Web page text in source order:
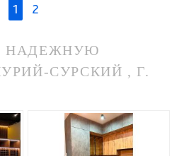
1 2
НАДЕЖНУЮ
СУРСКИЙ , Г.